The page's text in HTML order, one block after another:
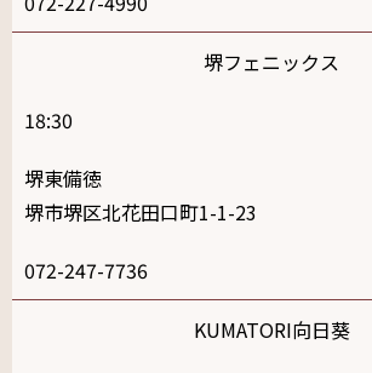
堺フェニックス
18:30
堺東備徳
堺市堺区北花田口町1-1-23
072-247-7736
KUMATORI向日葵